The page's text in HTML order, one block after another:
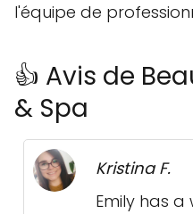
l'équipe de
👍 Avis de
& Spa
Kristina F.
Emily has